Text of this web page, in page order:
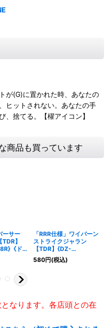
が(G)に置かれた時、あなたの
ヒットされない。あなたの手
、捨てる。【櫂アイコン】
商品も買っています
ーサー
】
《ド
》
「RRR仕様」ワイバーン
ストライクジャラン
【TDR】{DZ-
SS15/011R}《ドラゴン
エンパイア》
580円(税込)
なります。各店頭との在